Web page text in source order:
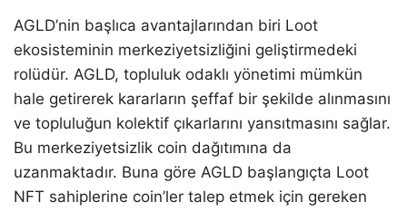
AGLD’nin başlıca avantajlarından biri Loot
ekosisteminin merkeziyetsizliğini geliştirmedeki
rolüdür. AGLD, topluluk odaklı yönetimi mümkün
hale getirerek kararların şeffaf bir şekilde alınmasını
ve topluluğun kolektif çıkarlarını yansıtmasını sağlar.
Bu merkeziyetsizlik coin dağıtımına da
uzanmaktadır. Buna göre AGLD başlangıçta Loot
NFT sahiplerine coin’ler talep etmek için gereken